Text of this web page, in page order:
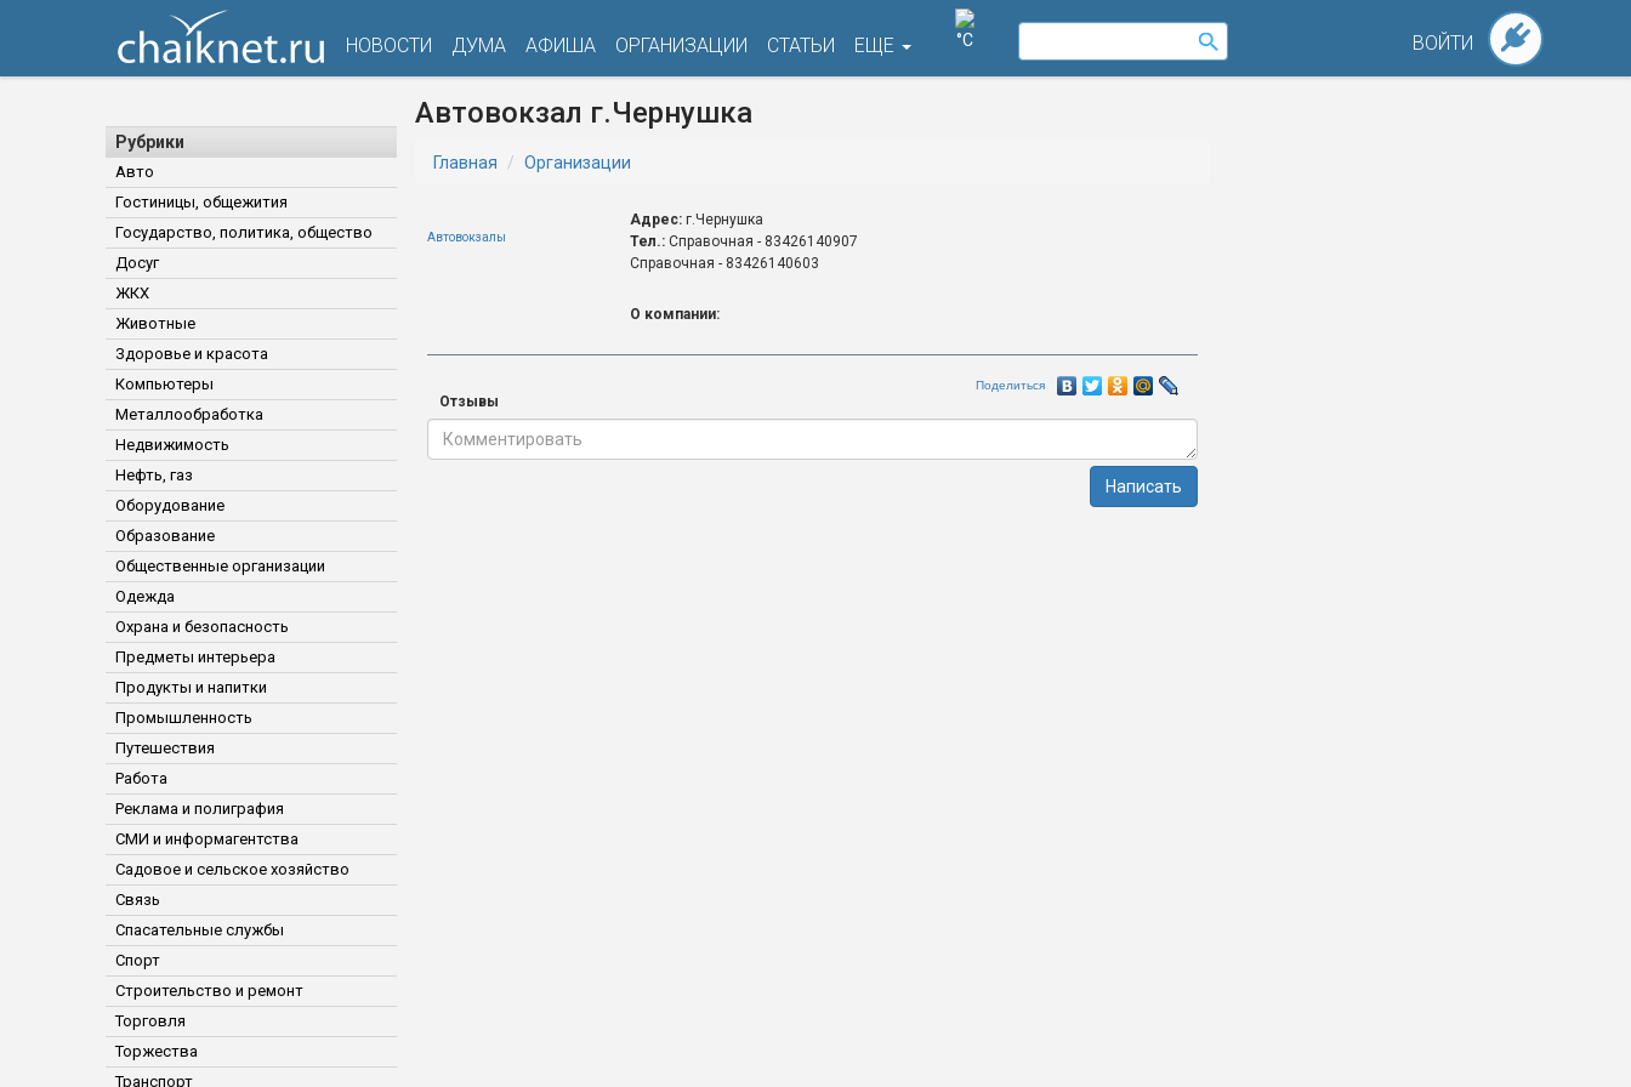
НОВОСТИ ДУМА АФИША ОРГАНИЗАЦИИ СТАТЬИ ЕЩЕ °C ВОЙТИ
Рубрики
Авто
Гостиницы, общежития
Государство, политика, общество
Досуг
ЖКХ
Животные
Здоровье и красота
Компьютеры
Металлообработка
Недвижимость
Нефть, газ
Оборудование
Образование
Общественные организации
Одежда
Охрана и безопасность
Предметы интерьера
Продукты и напитки
Промышленность
Путешествия
Работа
Реклама и полиграфия
СМИ и информагентства
Садовое и сельское хозяйство
Связь
Спасательные службы
Спорт
Строительство и ремонт
Торговля
Торжества
Транспорт
Автовокзал г.Чернушка
Главная Организации
Автовокзалы
Адрес: г.Чернушка
Тел.: Справочная - 83426140907
Справочная - 83426140603
О компании:
Поделиться
Отзывы
Написать